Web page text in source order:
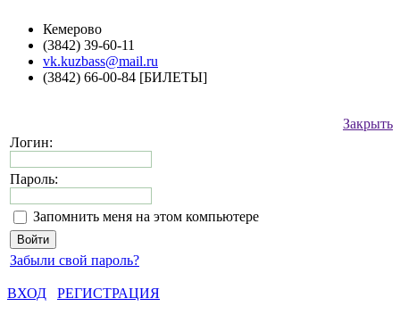
Кемерово
(3842) 39-60-11
vk.kuzbass@mail.ru
(3842) 66-00-84 [БИЛЕТЫ]
Закрыть
Логин:
Пароль:
Запомнить меня на этом компьютере
Забыли свой пароль?
ВХОД
РЕГИСТРАЦИЯ